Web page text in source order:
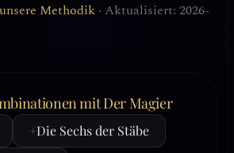
Methodik · Aktualisiert: 2026-
mit Der Magier
+Die Sechs der Stäbe